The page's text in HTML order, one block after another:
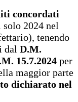
concordati
2024 nel
tenendo
dal D.M.
15.7.2024 per
maggior parte
dichiarato nel